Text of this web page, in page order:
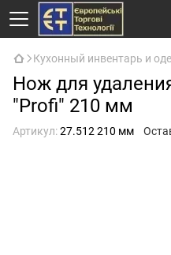
Кухонный инвентарь и
Нож для
"Profi" 210 мм
Артикул:27.512 210 мм